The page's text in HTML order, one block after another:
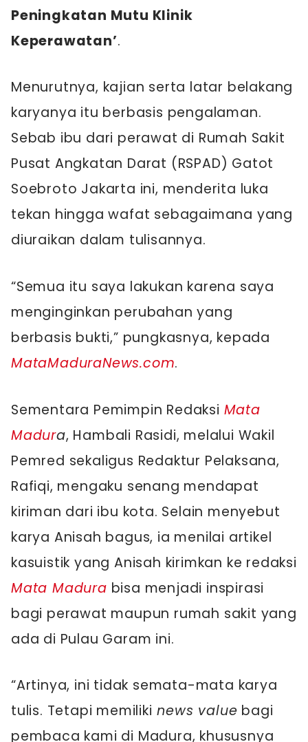
Peningkatan Mutu Klinik
Keperawatan’.
Menurutnya, kajian serta latar belakang
karyanya itu berbasis pengalaman.
Sebab ibu dari perawat di Rumah Sakit
Pusat Angkatan Darat (RSPAD) Gatot
Soebroto Jakarta ini, menderita luka
tekan hingga wafat sebagaimana yang
diuraikan dalam tulisannya.
“Semua itu saya lakukan karena saya
menginginkan perubahan yang
berbasis bukti,” pungkasnya, kepada
MataMaduraNews.com.
Sementara Pemimpin Redaksi Mata
Madura, Hambali Rasidi, melalui Wakil
Pemred sekaligus Redaktur Pelaksana,
Rafiqi, mengaku senang mendapat
kiriman dari ibu kota. Selain menyebut
karya Anisah bagus, ia menilai artikel
kasuistik yang Anisah kirimkan ke redaksi
Mata Madura bisa menjadi inspirasi
bagi perawat maupun rumah sakit yang
ada di Pulau Garam ini.
“Artinya, ini tidak semata-mata karya
tulis. Tetapi memiliki news value bagi
pembaca kami di Madura, khususnya